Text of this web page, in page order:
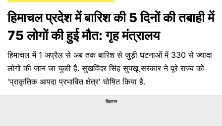
हिमाचल प्रदेश में बारिश की 5 दिनों की तबाही में
75 लोगों की हुई मौत: गृह मंत्रालय
हिमाचल में 1 अप्रैल से अब तक बारिश से जुड़ी घटनाओं में 330 से ज्यादा
लोगों की जान जा चुकी है. सुखविंदर सिंह सुक्खू सरकार ने पूरे राज्य को
'प्राकृतिक आपदा प्रभावित क्षेत्र' घोषित किया है.
विज्ञापन